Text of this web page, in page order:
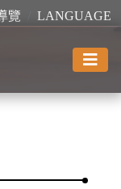
覽 LANGUAGE